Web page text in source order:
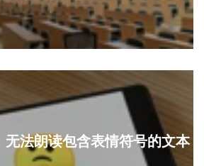
法朗读包含表情符号的文本